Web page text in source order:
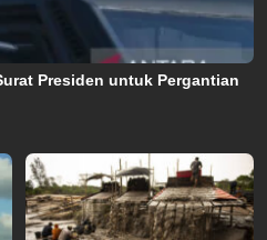
Presiden untuk Pergantian